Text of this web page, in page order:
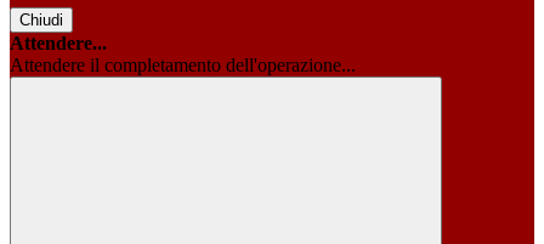
Chiudi
Attendere...
Attendere il completamento dell'operazione...